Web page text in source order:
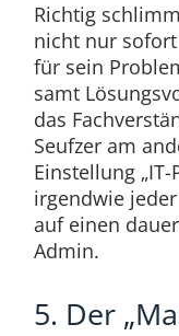
Richtig
nicht nur
für sein
samt
das
Seufzer am
Einstellung
irgendwie
auf einen
Admin.
5. Der